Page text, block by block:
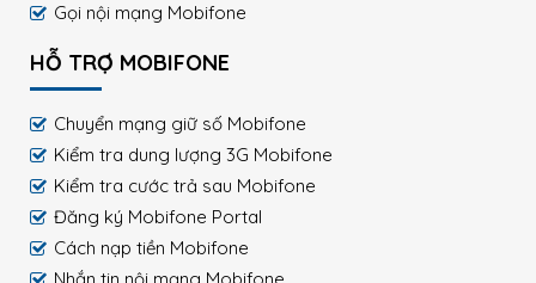
Gọi nội mạng Mobifone
HỖ TRỢ MOBIFONE
Chuyển mạng giữ số Mobifone
Kiểm tra dung lượng 3G Mobifone
Kiểm tra cước trả sau Mobifone
Đăng ký Mobifone Portal
Cách nạp tiền Mobifone